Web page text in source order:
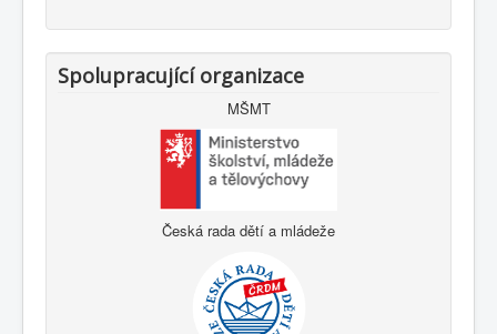
Spolupracující organizace
MŠMT
Česká rada dětí a mládeže